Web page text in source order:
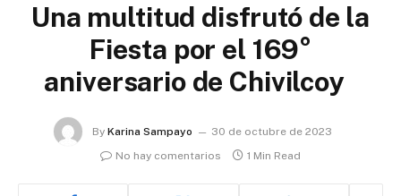
Una multitud disfrutó de la
Fiesta por el 169°
aniversario de Chivilcoy
By Karina Sampayo
30 de octubre de 2023
No hay comentarios
1 Min Read